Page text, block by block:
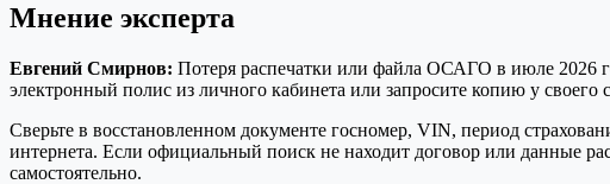
Мнение эксперта
Евгений Смирнов: Потеря распечатки или файла ОСАГО в июле 2026
электронный полис из личного кабинета или запросите копию у
Сверьте в восстановленном документе госномер, VIN, период
интернета. Если официальный поиск не находит договор или данные
самостоятельно.